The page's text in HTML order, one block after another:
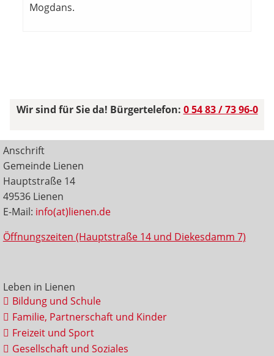
Mogdans.
Wir sind für Sie da! Bürgertelefon: 0 54 83 / 73 96-0
Anschrift
Gemeinde Lienen
Hauptstraße 14
49536 Lienen
E-Mail: info(at)lienen.de
Öffnungszeiten (Hauptstraße 14 und Diekesdamm 7)
Leben in Lienen
Bildung und Schule
Familie, Partnerschaft und Kinder
Freizeit und Sport
Gesellschaft und Soziales